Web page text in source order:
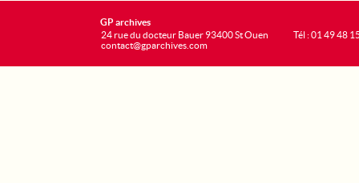
GP archives
24 rue du docteur Bauer 93400 St Ouen
contact@gparchives.com
Tél : 01 49 48